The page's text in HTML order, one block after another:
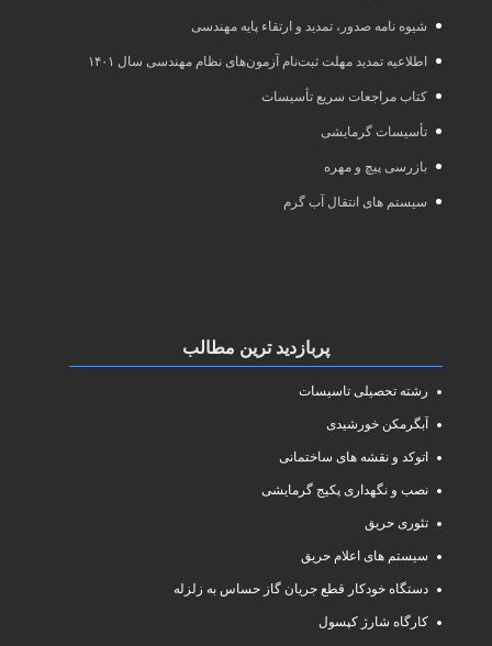
شیوه نامه صدور، تمدید و ارتقاء پایه مهندسی
اطلاعیه تمدید مهلت ثبت‌نام آزمون‌های نظام مهندسی سال ۱۴۰۱
کتاب مراجعات سریع تأسیسات
تأسیسات گرمایشی
بازرسی پیچ و مهره
سیستم های انتقال آب گرم
پربازدید ترین مطالب
رشته تحصیلی تاسیسات
آبگرمکن خورشیدی
اتوکد و نقشه های ساختمانی
نصب و نگهداری پکیج گرمایشی
تئوری حریق
سیستم های اعلام حریق
دستگاه خودکار قطع جریان گاز حساس به زلزله
کارگاه شارژ کپسول